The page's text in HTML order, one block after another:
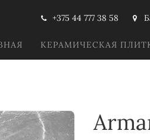
+375 44 777 38 58
КЕРАМИЧЕСКАЯ